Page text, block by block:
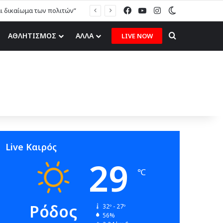
δικαίωμα των πολιτών” FacebookYouTubeInstagram
ΑΘΛΗΤΙΣΜΟΣ ΑΛΛΑ LIVE NOW Search for
Live Καιρός
Ρόδος
29 ℃
32º - 27º
56%